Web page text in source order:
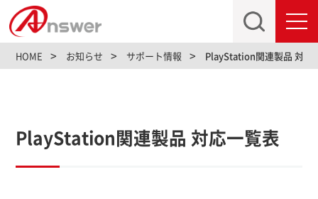
HOME お知らせ サポート情報 PlayStation関連製品 対応
PlayStation関連製品 対応一覧表